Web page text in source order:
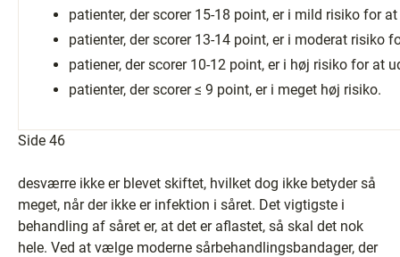
patienter, der scorer 15-18 point, er i mild risiko for
patienter, der scorer 13-14 point, er i moderat risiko
patiener, der scorer 10-12 point, er i høj risiko for at
patienter, der scorer ≤ 9 point, er i meget høj risiko.
Side 46
desværre ikke er blevet skiftet, hvilket dog ikke betyder så
meget, når der ikke er infektion i såret. Det vigtigste i
behandling af såret er, at det er aflastet, så skal det nok
hele. Ved at vælge moderne sårbehandlingsbandager, der